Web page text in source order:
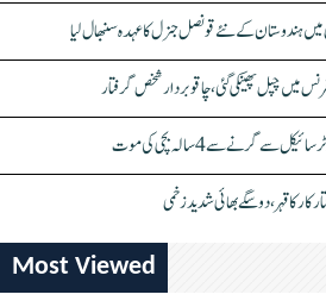
ہندوستان کے نئے قونصل جنرل کا عہدہ سنبھال لیا
میں چپل پھینکی گئی، چاقو بردار شخص گرفتار
سے گرنے سے 4 سالہ بچی کی موت
کار کا قہر، دو سگے بھائی شدید زخمی
Most Viewed